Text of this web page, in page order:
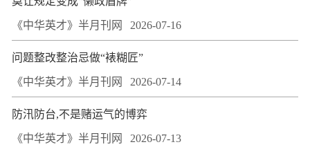
《中华英才》半月刊网 2026-07-16
问题整改整治忌做“裱糊匠”
《中华英才》半月刊网 2026-07-14
防汛防台,不是赌运气的博弈
《中华英才》半月刊网 2026-07-13